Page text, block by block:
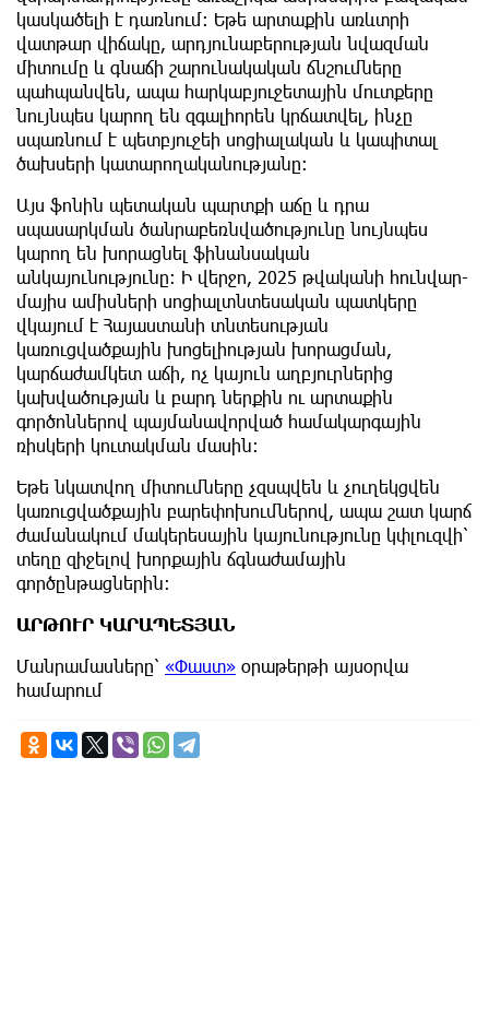
կասկածելի է դառնում։ Եթե արտաքին առևտրի
վատթար վիճակը, արդյունաբերության նվազման
միտումը և գնաճի շարունակական ճնշումները
պահպանվեն, ապա հարկաբյուջետային մուտքերը
նույնպես կարող են զգալիորեն կրճատվել, ինչը
սպառնում է պետբյուջեի սոցիալական և կապիտալ
ծախսերի կատարողականությանը։
Այս ֆոնին պետական պարտքի աճը և դրա
սպասարկման ծանրաբեռնվածությունը նույնպես
կարող են խորացնել ֆինանսական
անկայունությունը։ Ի վերջո, 2025 թվականի հունվար-
մայիս ամիսների սոցիալտնտեսական պատկերը
վկայում է Հայաստանի տնտեսության
կառուցվածքային խոցելիության խորացման,
կարճաժամկետ աճի, ոչ կայուն աղբյուրներից
կախվածության և բարդ ներքին ու արտաքին
գործոններով պայմանավորված համակարգային
ռիսկերի կուտակման մասին։
Եթե նկատվող միտումները չզսպվեն և չուղեկցվեն
կառուցվածքային բարեփոխումներով, ապա շատ կարճ
ժամանակում մակերեսային կայունությունը կփլուզվի՝
տեղը զիջելով խորքային ճգնաժամային
գործընթացներին։
ԱՐԹՈՒՐ ԿԱՐԱՊԵՏՅԱՆ
Մանրամասները՝ «Փաստ» օրաթերթի այսօրվա
համարում